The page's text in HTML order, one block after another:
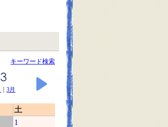
キーワード検索
|3月
土
1